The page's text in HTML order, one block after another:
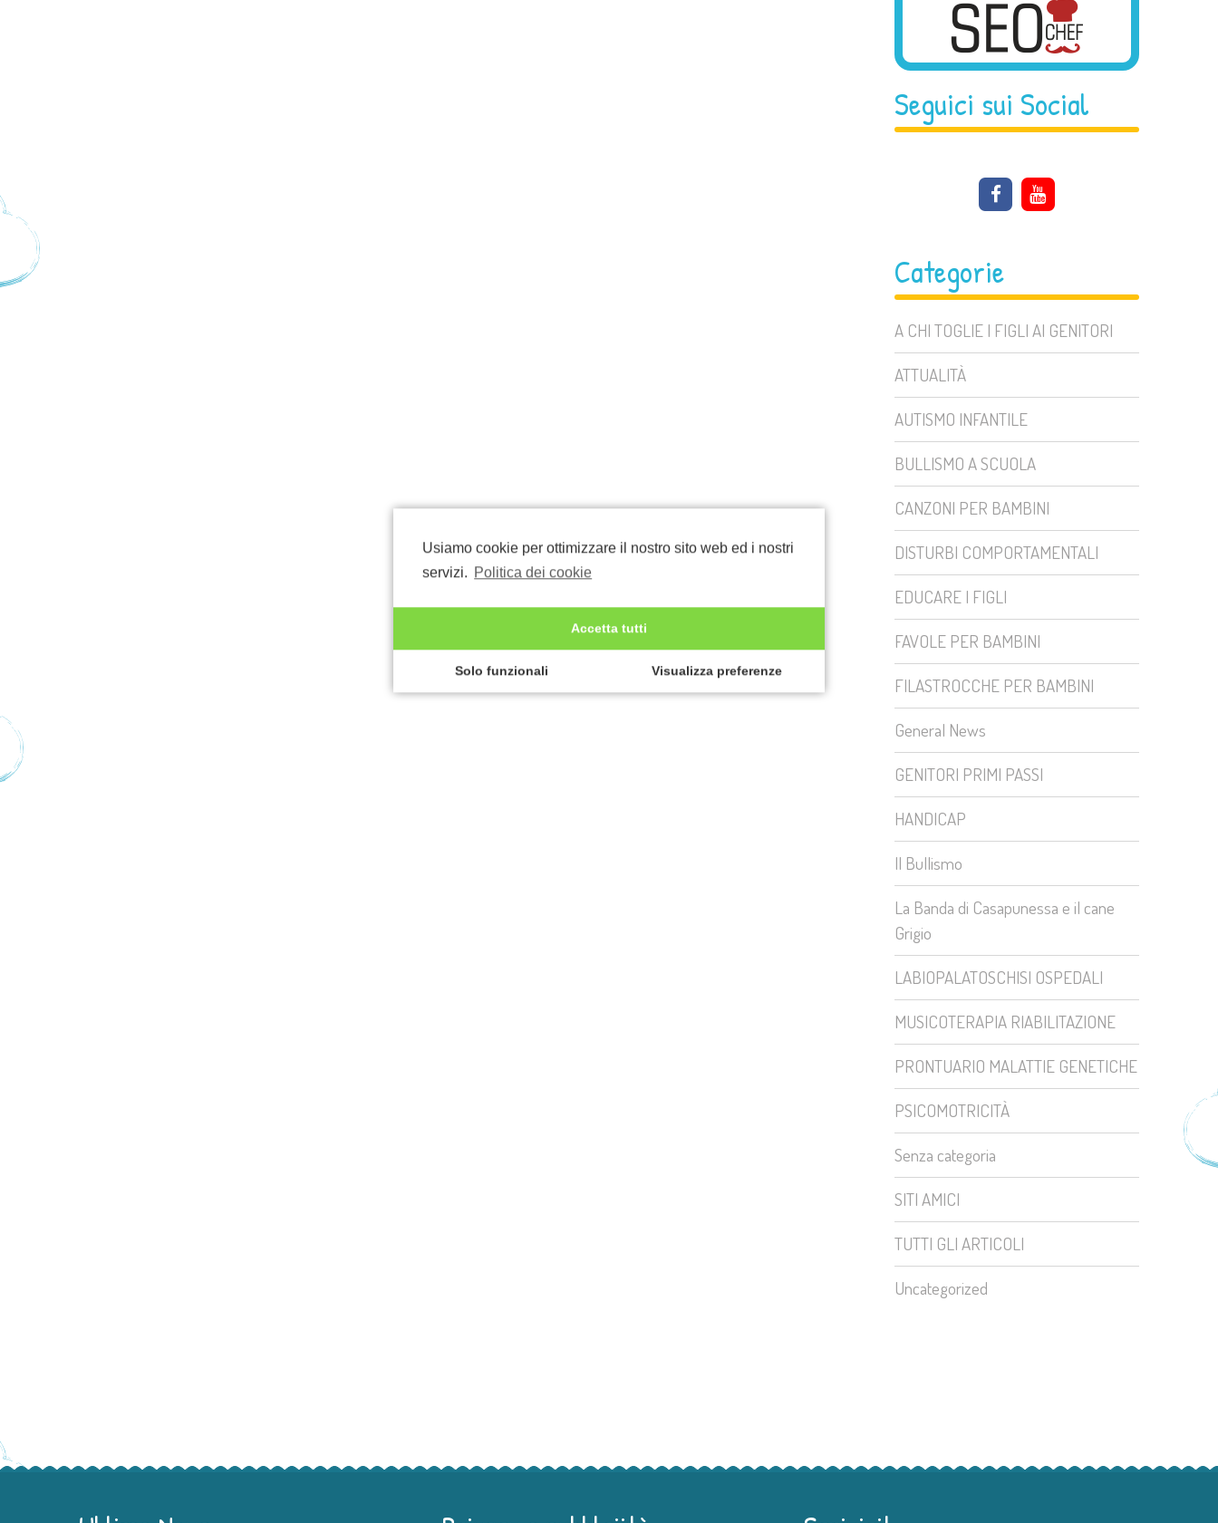
Usiamo cookie per ottimizzare il nostro sito web ed i nostri
servizi. Politica dei cookie
Accetta tutti
Solo funzionali Visualizza preferenze
Seguici sui Social
Categorie
A CHI TOGLIE I FIGLI AI GENITORI
ATTUALITÀ
AUTISMO INFANTILE
BULLISMO A SCUOLA
CANZONI PER BAMBINI
DISTURBI COMPORTAMENTALI
EDUCARE I FIGLI
FAVOLE PER BAMBINI
FILASTROCCHE PER BAMBINI
General News
GENITORI PRIMI PASSI
HANDICAP
Il Bullismo
La Banda di Casapunessa e il cane
Grigio
LABIOPALATOSCHISI OSPEDALI
MUSICOTERAPIA RIABILITAZIONE
PRONTUARIO MALATTIE GENETICHE
PSICOMOTRICITÀ
Senza categoria
SITI AMICI
TUTTI GLI ARTICOLI
Uncategorized